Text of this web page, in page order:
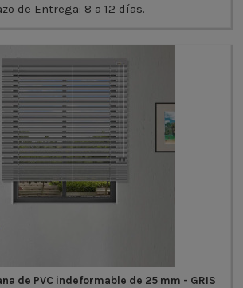
de Entrega: 8 a 12 días.
de PVC indeformable de 25 mm - GRIS